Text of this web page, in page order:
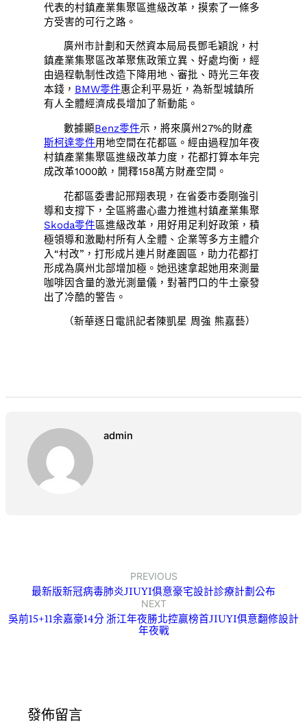
代表的村鎮產業集聚區進級改革，摸索了一條多
方受害的可行之路。
廣州市計劃和天然資本局局長鄧毛穎說，村
鎮產業集聚區改革聚焦政策立異、好處均衡，經
由過程軌制性改造下降用地、審批、時光三年夜
本錢， BMW零件惠企利平易近，為新型城鎮所
有人全體經濟成長增加了新動能。
數據顯Benz零件示，將來廣州27%的財產
斯柯達零件用地空間在花都區。經由過程加年夜
村鎮產業集聚區進級改革力度，花都打算本年完
成改革1000畝，開釋158萬方財產空間。
花都區委書記邢翔表現，在省委市委剛強引
導和支撐下，全區將盡心盡力推進村鎮產業集聚
Skoda零件區進級改革，用好用足利好政策，積
極領導和激勵村所有人全體、企業等多方主體介
入“村改”，打形成片連片財產園區，助力花都打
形成為廣州北部增加極。她迅速拿起她用來測量
咖啡因含量的激光測量儀，對著門口的牛土豪發
出了冷酷的警告。
（新華逐日電訊記者陳凱星 周強 熊嘉藝）
admin
PREVIOUS
最新版新冠病毒肺炎JIUYI俱意豪宅設計診療計劃公布
NEXT
吳前15+11余嘉豪14分 浙江年夜勝北控贏榜首JIUYI俱意翻修設計
年夜戰
發佈留言